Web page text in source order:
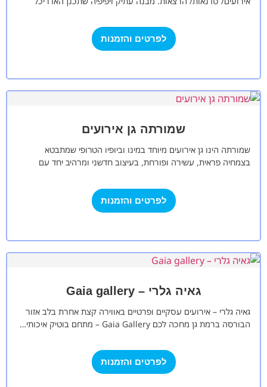
לפרטים והזמנות
שמורתה גן אירועים
שמורתה הינו גן אירועים מיוחד במינו וביופיו הטרופי שמתבטא
בצמחיה פראית, עשירה ופורחת, בעיצוב חדשני ומרהיב יחד עם
לפרטים והזמנות
גאיה גלרי – Gaia gallery
גאיה גלרי – אירועים עסקיים ופרטיים באווירה קצת אחרת בלב אזור
הבורסה ברמת גן מחכה לכם Gaia Gallery – מתחם בוטיק איכותי…
לפרטים והזמנות